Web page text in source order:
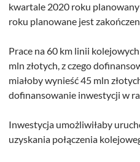
kwartale 2020 roku
roku planowane jest
Prace na 60 km linii
mln złotych, z czego
miałoby wynieść 45 mln
dofinansowanie inwestycji w
Inwestycja umożliwiłaby
uzyskania połączenia